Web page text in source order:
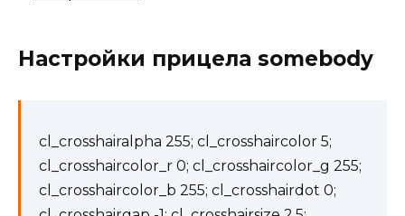
Настройки прицела somebody
cl_crosshairalpha 255; cl_crosshaircolor 5;
cl_crosshaircolor_r 0; cl_crosshaircolor_g 255;
cl_crosshaircolor_b 255; cl_crosshairdot 0;